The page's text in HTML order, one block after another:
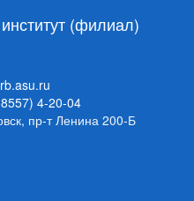
(филиал)
4-20-04
пр-т Ленина 200-Б